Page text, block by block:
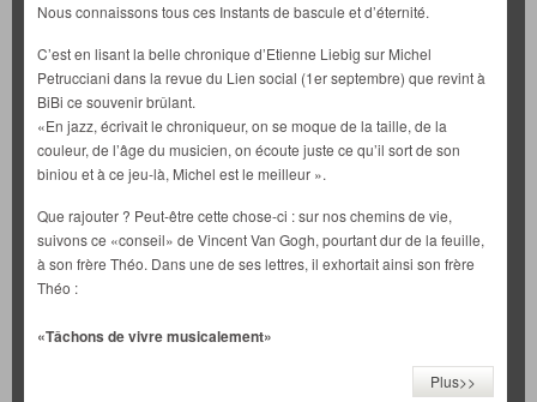
Nous connaissons tous ces Instants de bascule et d’éternité.
C’est en lisant la belle chronique d’Etienne Liebig sur Michel
Petrucciani dans la revue du Lien social (1er septembre) que revint à
BiBi ce souvenir brûlant.
«En jazz, écrivait le chroniqueur, on se moque de la taille, de la
couleur, de l’âge du musicien, on écoute juste ce qu’il sort de son
biniou et à ce jeu-là, Michel est le meilleur ».
Que rajouter ? Peut-être cette chose-ci : sur nos chemins de vie,
suivons ce «conseil» de Vincent Van Gogh, pourtant dur de la feuille,
à son frère Théo. Dans une de ses lettres, il exhortait ainsi son frère
Théo :
«Tâchons de vivre musicalement»
Plus>>